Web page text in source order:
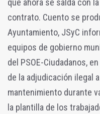
que ahora se salda con
contrato. Cuento se
Ayuntamiento, JSyC
equipos de gobierno
del PSOE-Ciudadanos,
de la adjudicación ilegal
mantenimiento durante
la plantilla de los